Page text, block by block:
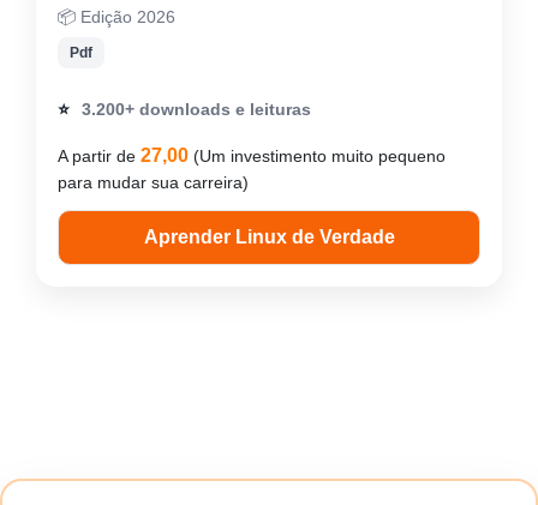
📦 Edição 2026
Pdf
⭐ 3.200+ downloads e leituras
A partir de 27,00 (Um investimento muito pequeno
para mudar sua carreira)
Aprender Linux de Verdade